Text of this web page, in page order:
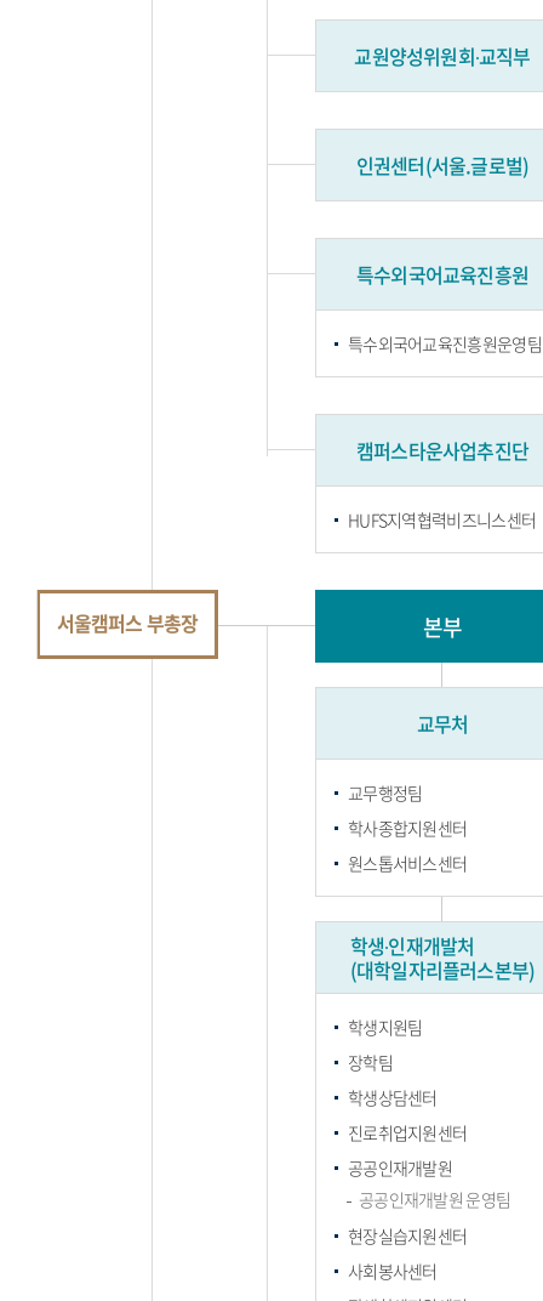
교원양성위원회∙교직부
인권센터(서울.글로벌)
특수외국어교육진흥원
특수외국어교육진흥원운영팀
캠퍼스타운사업추진단
HUFS지역협력비즈니스센터
서울캠퍼스 부총장 본부
교무처
교무행정팀
학사종합지원센터
원스톱서비스센터
학생∙인재개발처
(대학일자리플러스본부)
학생지원팀
장학팀
학생상담센터
진로취업지원센터
공공인재개발원
공공인재개발원 운영팀
현장실습지원센터
사회봉사센터